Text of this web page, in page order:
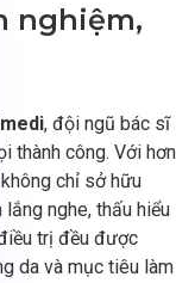
nghiệm,
, đội ngũ bác sĩ
thành công. Với hơn
chỉ sở hữu
nghe, thấu hiểu
trị đều được
da và mục tiêu làm